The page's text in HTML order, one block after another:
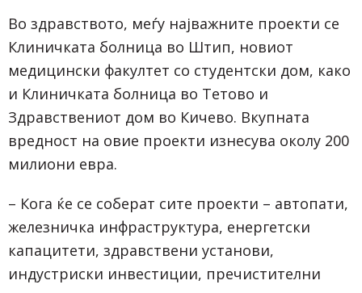
Во здравството, меѓу најважните проекти се
Клиничката болница во Штип, новиот
медицински факултет со студентски дом, како
и Клиничката болница во Тетово и
Здравствениот дом во Кичево. Вкупната
вредност на овие проекти изнесува околу 200
милиони евра.
– Кога ќе се соберат сите проекти – автопати,
железничка инфраструктура, енергетски
капацитети, здравствени установи,
индустриски инвестиции, пречистителни